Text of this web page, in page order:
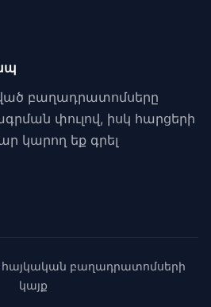
բաղադրատոմսերը
փուլով, իսկ հարցերի
կարող եք գրել
հայկական բաղադրատոմսերի
կայք